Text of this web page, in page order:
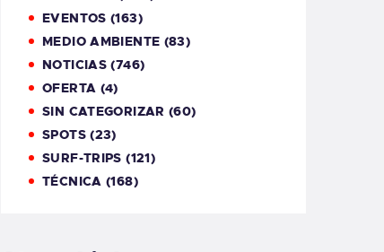
EVENTOS (163)
MEDIO AMBIENTE (83)
NOTICIAS (746)
OFERTA (4)
SIN CATEGORIZAR (60)
SPOTS(23)
SURF-TRIPS (121)
TÉCNICA (168)